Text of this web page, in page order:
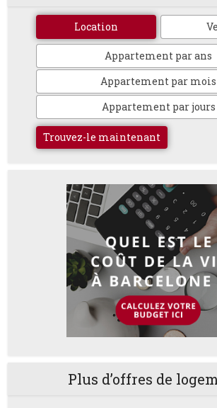
Location
Appartement par ans
Appartement par mois
Appartement par jours
Trouvez-le maintenant
Plus d’offres de